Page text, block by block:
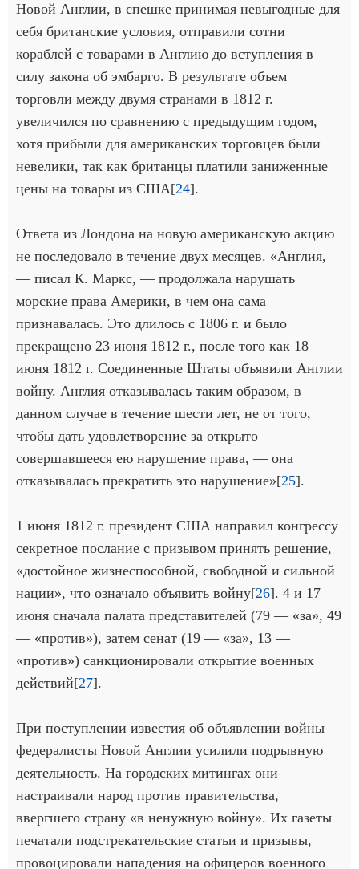
Новой Англии, в спешке принимая невыгодные для
себя британские условия, отправили сотни
кораблей с товарами в Англию до вступления в
силу закона об эмбарго. В результате объем
торговли между двумя странами в 1812 г.
увеличился по сравнению с предыдущим годом,
хотя прибыли для американских торговцев были
невелики, так как британцы платили заниженные
цены на товары из США[24].
Ответа из Лондона на новую американскую акцию
не последовало в течение двух месяцев. «Англия,
— писал К. Маркс, — продолжала нарушать
морские права Америки, в чем она сама
признавалась. Это длилось с 1806 г. и было
прекращено 23 июня 1812 г., после того как 18
июня 1812 г. Соединенные Штаты объявили Англии
войну. Англия отказывалась таким образом, в
данном случае в течение шести лет, не от того,
чтобы дать удовлетворение за открыто
совершавшееся ею нарушение права, — она
отказывалась прекратить это нарушение»[25].
1 июня 1812 г. президент США направил конгрессу
секретное послание с призывом принять решение,
«достойное жизнеспособной, свободной и сильной
нации», что означало объявить войну[26]. 4 и 17
июня сначала палата представителей (79 — «за», 49
— «против»), затем сенат (19 — «за», 13 —
«против») санкционировали открытие военных
действий[27].
При поступлении известия об объявлении войны
федералисты Новой Англии усилили подрывную
деятельность. На городских митингах они
настраивали народ против правительства,
ввергшего страну «в ненужную войну». Их газеты
печатали подстрекательские статьи и призывы,
провоцировали нападения на офицеров военного